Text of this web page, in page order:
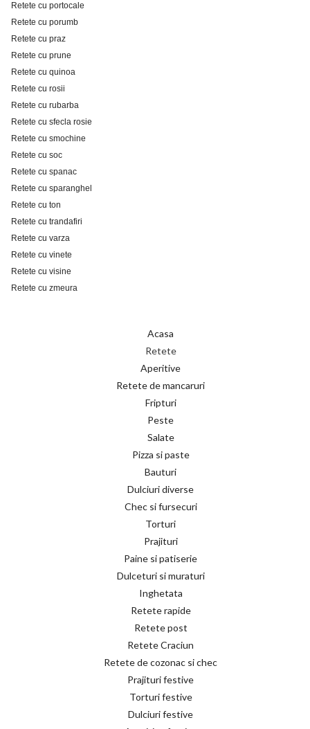
Retete cu portocale
Retete cu porumb
Retete cu praz
Retete cu prune
Retete cu quinoa
Retete cu rosii
Retete cu rubarba
Retete cu sfecla rosie
Retete cu smochine
Retete cu soc
Retete cu spanac
Retete cu sparanghel
Retete cu ton
Retete cu trandafiri
Retete cu varza
Retete cu vinete
Retete cu visine
Retete cu zmeura
Acasa
Retete
Aperitive
Retete de mancaruri
Fripturi
Peste
Salate
Pizza si paste
Bauturi
Dulciuri diverse
Chec si fursecuri
Torturi
Prajituri
Paine si patiserie
Dulceturi si muraturi
Inghetata
Retete rapide
Retete post
Retete Craciun
Retete de cozonac si chec
Prajituri festive
Torturi festive
Dulciuri festive